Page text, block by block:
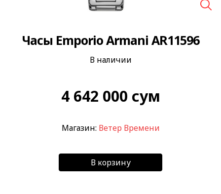
Часы Emporio Armani AR11596
В наличии
4 642 000 сум
Магазин: Ветер Времени
В корзину